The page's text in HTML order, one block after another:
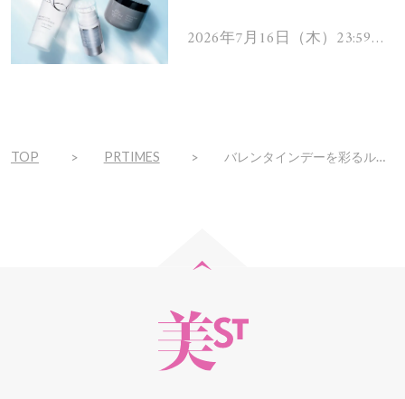
ムを13名様にプレゼン
2026年7月16日（木）23:59ま
TOP PRTIMES バレンタインデーを彩るルージュ ディオールのスペシャル ギフト